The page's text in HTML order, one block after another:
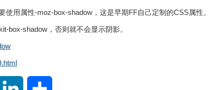
用属性-moz-box-shadow，这是早期FF自己定制的CSS属性。
box-shadow，否则就不会显示阴影。